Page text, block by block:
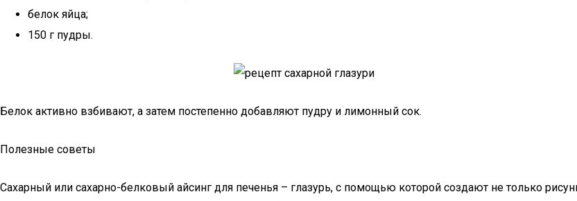
белок яйца;
150 г пудры.
Белок активно взбивают, а затем постепенно добавляют пудру и лимонный сок.
Полезные советы
Сахарный или сахарно-белковый айсинг для печенья – глазурь, с помощью которой создают не только